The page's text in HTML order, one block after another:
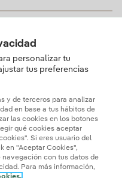
de excedentes
personalizar tu
tus preferencias
y de terceros para analizar
en base a tus hábitos de
las cookies en los botones
qué cookies aceptar
Si eres usuario del
en "Aceptar Cookies",
navegación con tus datos de
Para más información,